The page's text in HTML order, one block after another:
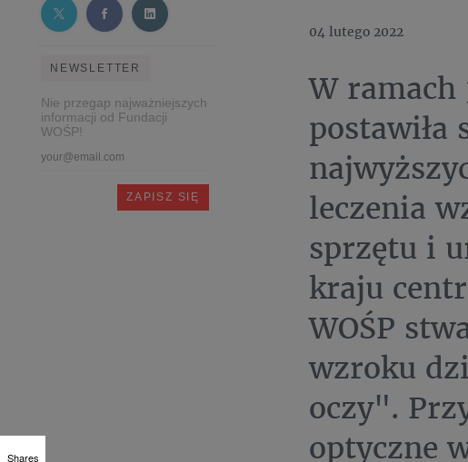
NEWSLETTER
Nie przegap najważniejszych
informacji od Fundacji
WOŚP!
04 lutego 2022
W ramach
postawiła
leczenia
sprzętu i
kraju
WOŚP
wzroku
oczy".
optyczne
Shares